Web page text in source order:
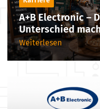
A+B Electronic –
Unterschied
Weiterlesen